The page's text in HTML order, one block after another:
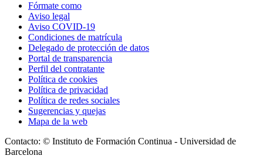
Fórmate como
Aviso legal
Aviso COVID-19
Condiciones de matrícula
Delegado de protección de datos
Portal de transparencia
Perfil del contratante
Política de cookies
Política de privacidad
Política de redes sociales
Sugerencias y quejas
Mapa de la web
Contacto: © Instituto de Formación Continua - Universidad de
Barcelona